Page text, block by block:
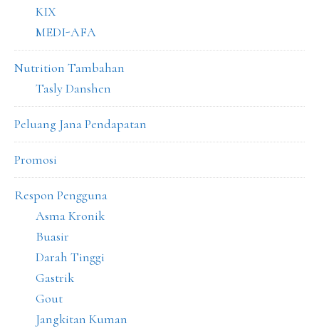
KIX
MEDI-AFA
Nutrition Tambahan
Tasly Danshen
Peluang Jana Pendapatan
Promosi
Respon Pengguna
Asma Kronik
Buasir
Darah Tinggi
Gastrik
Gout
Jangkitan Kuman